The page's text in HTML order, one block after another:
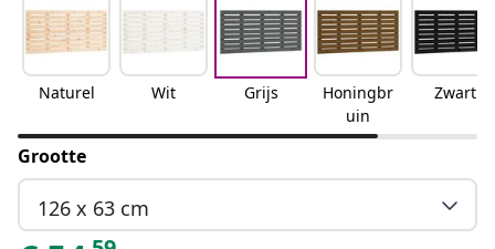
Naturel Wit Grijs
Honingbr
uin
Zwart
Grootte
126 x 63 cm